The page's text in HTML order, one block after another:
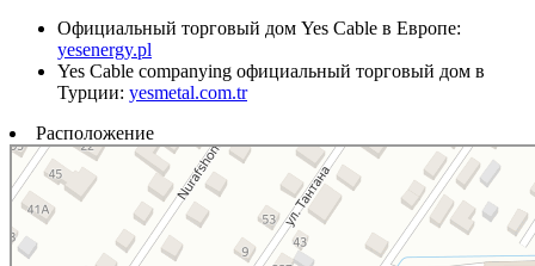
Официальный торговый дом Yes Cable в Европе:
yesenergy.pl
Yes Cable companying официальный торговый дом в
Турции: yesmetal.com.tr
Расположение